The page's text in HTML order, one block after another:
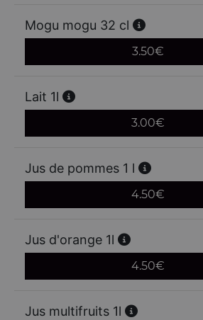
Mogu mogu 32 cl
3.50€
Lait 1l
3.00€
Jus de pommes 1 l
4.50€
Jus d'orange 1l
4.50€
Jus multifruits 1l